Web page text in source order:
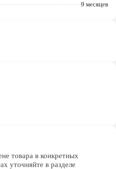
9 месяцев
товара в конкретных
уточняйте в разделе